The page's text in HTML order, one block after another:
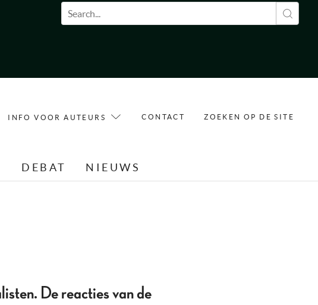
Zoekveld
INFO VOOR AUTEURS CONTACT ZOEKEN OP DE SITE
DEBAT NIEUWS
De reacties van de